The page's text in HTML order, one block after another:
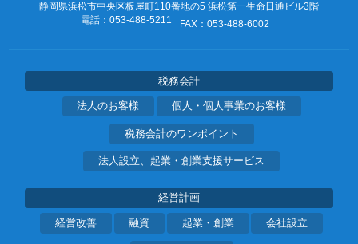
静岡県浜松市中央区板屋町110番地の5 浜松第一生命日通ビル3階
電話：053‐488‐5211
FAX：053‐488‐6002
税務会計
法人のお客様 個人・個人事業のお客様
税務会計のワンポイント
法人設立、起業・創業支援サービス
経営計画
経営改善 融資 起業・創業 会社設立